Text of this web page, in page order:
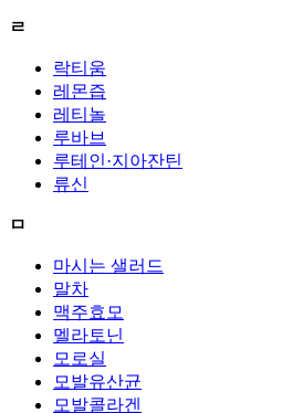
ㄹ
락티움
레몬즙
레티놀
루바브
루테인·지아잔틴
류신
ㅁ
마시는 샐러드
말차
맥주효모
멜라토닌
모로실
모발유산균
모발콜라겐